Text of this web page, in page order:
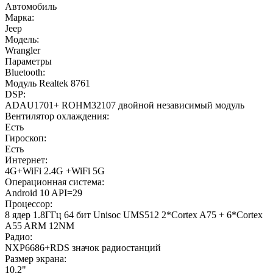
Автомобиль
Марка:
Jeep
Модель:
Wrangler
Параметры
Bluetooth:
Модуль Realtek 8761
DSP:
ADAU1701+ ROHM32107 двойной независимый модуль
Вентилятор охлаждения:
Есть
Гироскоп:
Есть
Интернет:
4G+WiFi 2.4G +WiFi 5G
Операционная система:
Android 10 API=29
Процессор:
8 ядер 1.8ГГц 64 бит Unisoc UMS512 2*Cortex A75 + 6*Cortex
A55 ARM 12NM
Радио:
NXP6686+RDS значок радиостанций
Размер экрана:
10.2"